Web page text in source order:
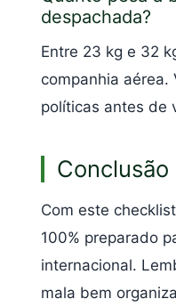
despachada?
Entre 23 kg e 32
companhia aérea.
políticas antes de
Conclusão
Com este
100% preparado
internacional.
mala bem